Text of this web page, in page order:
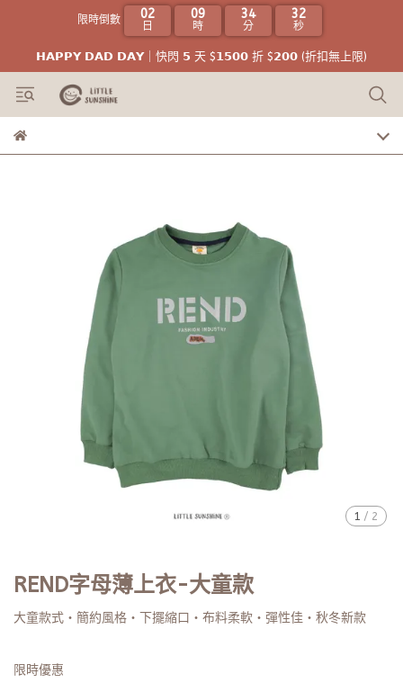
限時倒數 02
日
09
時
34
分
31
秒
𝗛𝗔𝗣𝗣𝗬 𝗗𝗔𝗗 𝗗𝗔𝗬｜快閃 𝟱 天 $𝟭𝟱𝟬𝟬 折 $𝟮𝟬𝟬 (折扣無上限)
1 / 2
REND字母薄上衣-大童款
大童款式・簡約風格・下擺縮口・布料柔軟・彈性佳・秋冬新款
限時優惠